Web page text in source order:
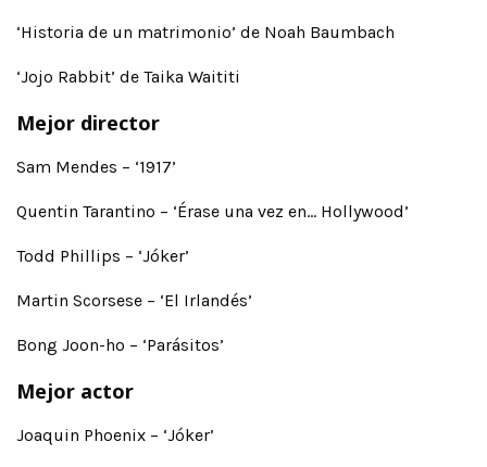
‘Historia de un matrimonio’ de Noah Baumbach
‘Jojo Rabbit’ de Taika Waititi
Mejor director
Sam Mendes – ‘1917’
Quentin Tarantino – ‘Érase una vez en… Hollywood’
Todd Phillips – ‘Jóker’
Martin Scorsese – ‘El Irlandés’
Bong Joon-ho – ‘Parásitos’
Mejor actor
Joaquin Phoenix – ‘Jóker’